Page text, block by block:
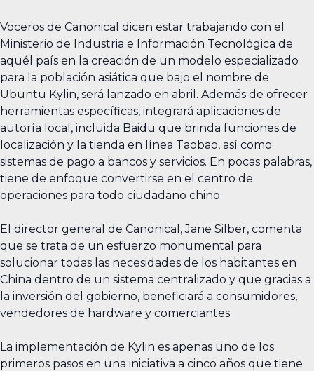
Voceros de Canonical dicen estar trabajando con el
Ministerio de Industria e Información Tecnológica de
aquél país en la creación de un modelo especializado
para la población asiática que bajo el nombre de
Ubuntu Kylin, será lanzado en abril. Además de ofrecer
herramientas específicas, integrará aplicaciones de
autoría local, incluida Baidu que brinda funciones de
localización y la tienda en línea Taobao, así como
sistemas de pago a bancos y servicios. En pocas palabras,
tiene de enfoque convertirse en el centro de
operaciones para todo ciudadano chino.
El director general de Canonical, Jane Silber, comenta
que se trata de un esfuerzo monumental para
solucionar todas las necesidades de los habitantes en
China dentro de un sistema centralizado y que gracias a
la inversión del gobierno, beneficiará a consumidores,
vendedores de hardware y comerciantes.
La implementación de Kylin es apenas uno de los
primeros pasos en una iniciativa a cinco años que tiene